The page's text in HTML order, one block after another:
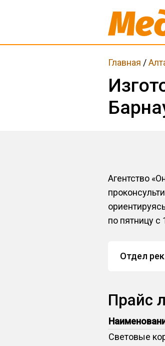
Главная /
Агентство
по пятницу с
Отдел
Прайс
Световые